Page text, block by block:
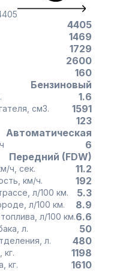
4405
1469
1729
2600
160
Бензиновый
л. 1.6
Рабочий объем двигателя, см3. 1591
123
Автоматическая
6
Передний (FDW)
ч, сек. 11.2
Максимальная скорость, км/ч. 192
л/100 км. 5.3
л/100 км. 8.9
л/100 км.6.6
Объем топливного бака, л. 50
Объем багажного отделения, л. 480
Снаряженная масса, кг. 1198
Максимальная масса, кг. 1610